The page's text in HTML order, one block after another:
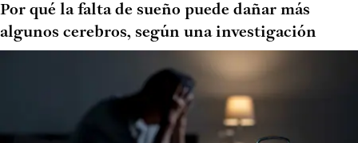
Por qué la falta de sueño puede dañar más
algunos cerebros, según una investigación